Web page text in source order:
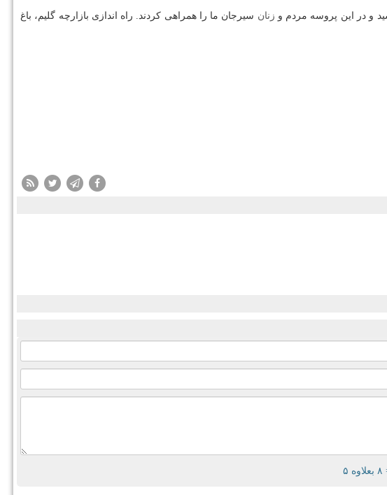
و در این پروسه مردم و زنان سیرجان ما را همراهی كردند. راه اندازی بازارچه گلیم، باغ
۵